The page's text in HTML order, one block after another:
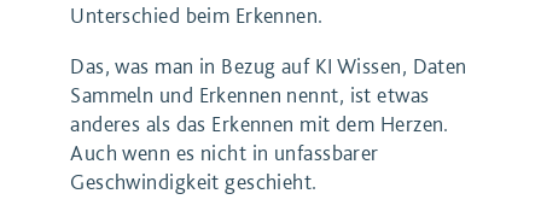
Unterschied beim Erkennen.
Das, was man in Bezug auf KI Wissen, Daten
Sammeln und Erkennen nennt, ist etwas
anderes als das Erkennen mit dem Herzen.
Auch wenn es nicht in unfassbarer
Geschwindigkeit geschieht.